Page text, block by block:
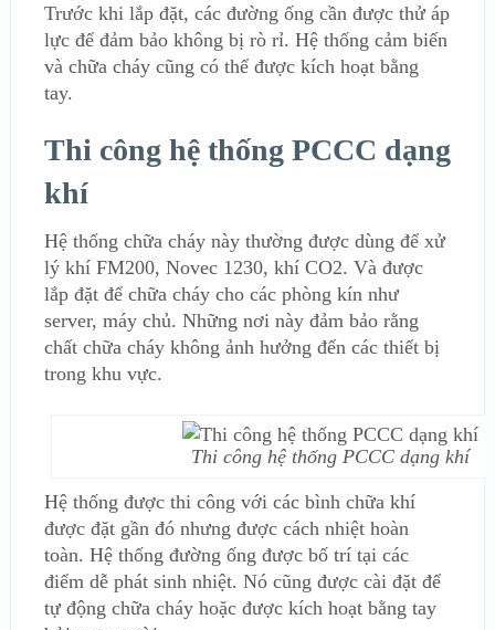
Trước khi lắp đặt, các đường ống cần được thử áp
lực để đảm bảo không bị rò rỉ. Hệ thống cảm biến
và chữa cháy cũng có thể được kích hoạt bằng
tay.
Thi công hệ thống PCCC dạng
khí
Hệ thống chữa cháy này thường được dùng để xử
lý khí FM200, Novec 1230, khí CO2. Và được
lắp đặt để chữa cháy cho các phòng kín như
server, máy chủ. Những nơi này đảm bảo rằng
chất chữa cháy không ảnh hưởng đến các thiết bị
trong khu vực.
Thi công hệ thống PCCC dạng khí
Hệ thống được thi công với các bình chữa khí
được đặt gần đó nhưng được cách nhiệt hoàn
toàn. Hệ thống đường ống được bố trí tại các
điểm dễ phát sinh nhiệt. Nó cũng được cài đặt để
tự động chữa cháy hoặc được kích hoạt bằng tay